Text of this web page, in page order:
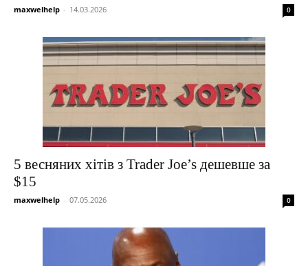
maxwelhelp - 14.03.2026 0
5 весняних хітів з Trader Joe’s дешевше за
$15
maxwelhelp - 07.05.2026 0